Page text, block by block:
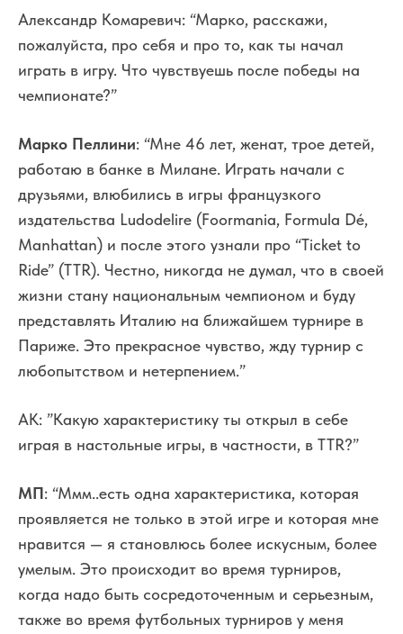
Александр Комаревич: “Марко, расскажи,
пожалуйста, про себя и про то, как ты начал
играть в игру. Что чувствуешь после победы на
чемпионате?”
Марко Пеллини: “Мне 46 лет, женат, трое детей,
работаю в банке в Милане. Играть начали с
друзьями, влюбились в игры французкого
издательства Ludodelire (Foormania, Formula Dé,
Manhattan) и после этого узнали про “Ticket to
Ride” (TTR). Честно, никогда не думал, что в своей
жизни стану национальным чемпионом и буду
представлять Италию на ближайшем турнире в
Париже. Это прекрасное чувство, жду турнир с
любопытством и нетерпением.”
АК: ”Какую характеристику ты открыл в себе
играя в настольные игры, в частности, в TTR?”
МП: “Ммм..есть одна характеристика, которая
проявляется не только в этой игре и которая мне
нравится — я становлюсь более искусным, более
умелым. Это происходит во время турниров,
когда надо быть сосредоточенным и серьезным,
также во время футбольных турниров у меня